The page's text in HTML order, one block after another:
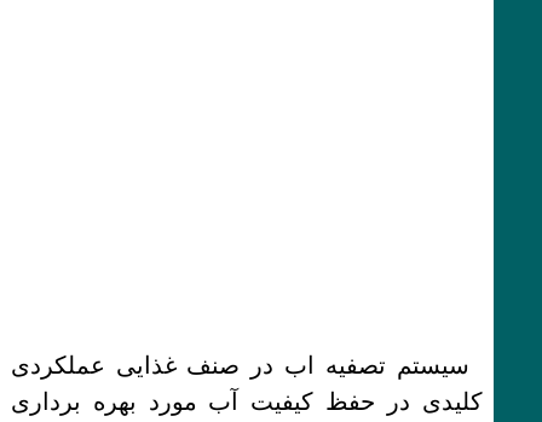
سیستم تصفیه اب در صنف غذایی عملکردی
کلیدی در حفظ کیفیت آب مورد بهره برداری